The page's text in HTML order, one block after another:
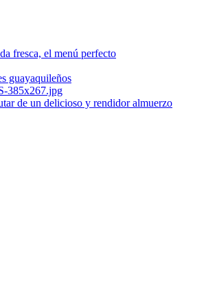
fresca, el menú perfecto
guayaquileños
de un delicioso y rendidor almuerzo